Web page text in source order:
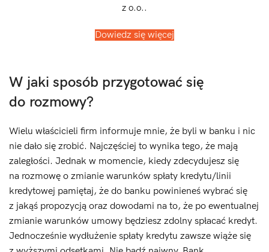
z o.o..
Dowiedz się więcej
W jaki sposób przygotować się
do rozmowy?
Wielu właścicieli firm informuje mnie, że byli w banku i nic
nie dało się zrobić. Najczęściej to wynika tego, że mają
zaległości. Jednak w momencie, kiedy zdecydujesz się
na rozmowę o zmianie warunków spłaty kredytu/linii
kredytowej pamiętaj, że do banku powinieneś wybrać się
z jakąś propozycją oraz dowodami na to, że po ewentualnej
zmianie warunków umowy będziesz zdolny spłacać kredyt.
Jednocześnie wydłużenie spłaty kredytu zawsze wiąże się